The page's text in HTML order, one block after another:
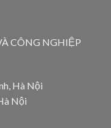
CÔNG NGHIỆP
Hà Nội
Nội